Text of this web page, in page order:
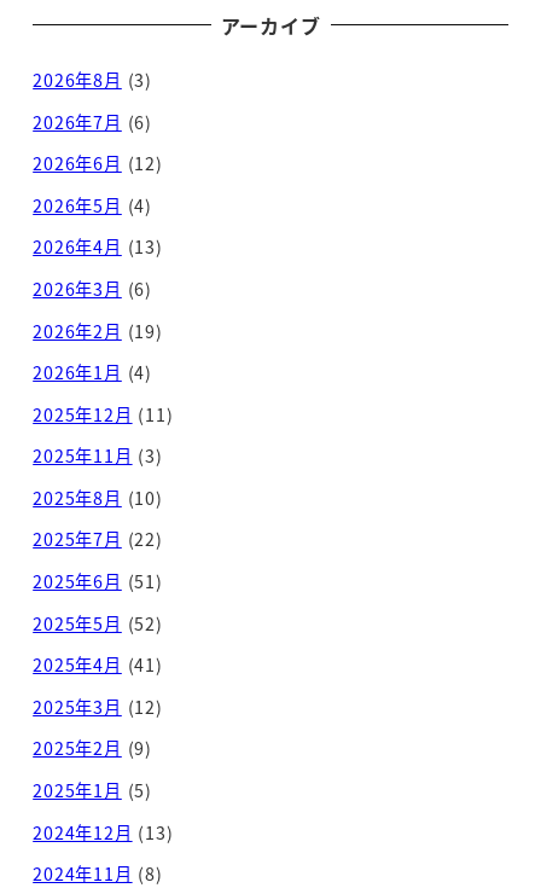
アーカイブ
2026年8月 (3)
2026年7月 (6)
2026年6月 (12)
2026年5月 (4)
2026年4月 (13)
2026年3月 (6)
2026年2月 (19)
2026年1月 (4)
2025年12月 (11)
2025年11月 (3)
2025年8月 (10)
2025年7月 (22)
2025年6月 (51)
2025年5月 (52)
2025年4月 (41)
2025年3月 (12)
2025年2月 (9)
2025年1月 (5)
2024年12月 (13)
2024年11月 (8)